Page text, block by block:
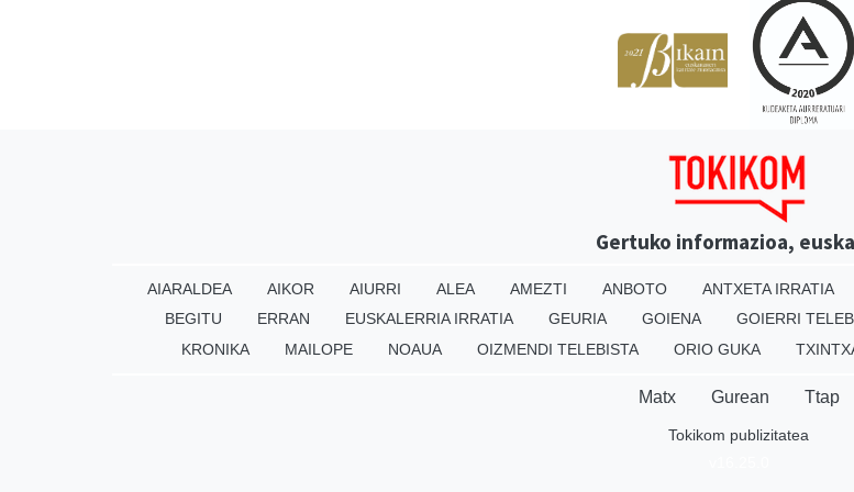
Gertuko informazioa,
AIARALDEA AIKOR AIURRI ALEA AMEZTI ANBOTO ANTXETA IRRATIA
BEGITU
ERRAN EUSKALERRIA IRRATIA GEURIA GOIENA GOIERRI
KRONIKA
MAILOPE NOAUA OIZMENDI TELEBISTA ORIO GUKA
Matx Gurean Ttap
Tokikom publizitatea